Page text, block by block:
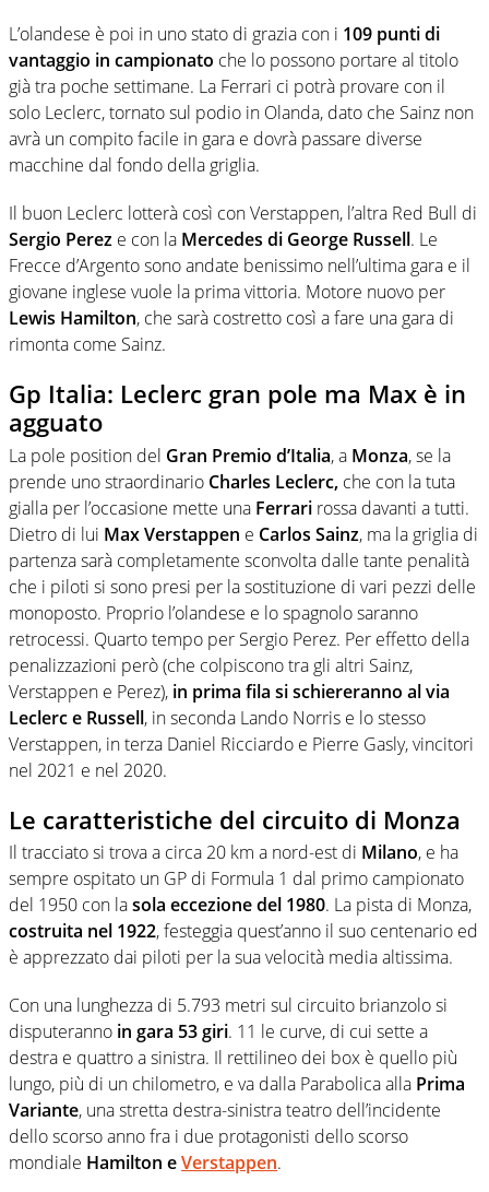
L’olandese è poi in uno stato di grazia con i 109 punti di
vantaggio in campionato che lo possono portare al titolo
già tra poche settimane. La Ferrari ci potrà provare con il
solo Leclerc, tornato sul podio in Olanda, dato che Sainz non
avrà un compito facile in gara e dovrà passare diverse
macchine dal fondo della griglia.
Il buon Leclerc lotterà così con Verstappen, l’altra Red Bull di
Sergio Perez e con la Mercedes di George Russell. Le
Frecce d’Argento sono andate benissimo nell’ultima gara e il
giovane inglese vuole la prima vittoria. Motore nuovo per
Lewis Hamilton, che sarà costretto così a fare una gara di
rimonta come Sainz.
Gp Italia: Leclerc gran pole ma Max è in
agguato
La pole position del Gran Premio d’Italia, a Monza, se la
prende uno straordinario Charles Leclerc, che con la tuta
gialla per l’occasione mette una Ferrari rossa davanti a tutti.
Dietro di lui Max Verstappen e Carlos Sainz, ma la griglia di
partenza sarà completamente sconvolta dalle tante penalità
che i piloti si sono presi per la sostituzione di vari pezzi delle
monoposto. Proprio l’olandese e lo spagnolo saranno
retrocessi. Quarto tempo per Sergio Perez. Per effetto della
penalizzazioni però (che colpiscono tra gli altri Sainz,
Verstappen e Perez), in prima fila si schiereranno al via
Leclerc e Russell, in seconda Lando Norris e lo stesso
Verstappen, in terza Daniel Ricciardo e Pierre Gasly, vincitori
nel 2021 e nel 2020.
Le caratteristiche del circuito di Monza
Il tracciato si trova a circa 20 km a nord-est di Milano, e ha
sempre ospitato un GP di Formula 1 dal primo campionato
del 1950 con lasola eccezione del 1980. La pista di Monza,
costruita nel 1922, festeggia quest’anno il suo centenario ed
è apprezzato dai piloti per la sua velocità media altissima.
Con una lunghezza di 5.793 metri sul circuito brianzolo si
disputeranno in gara 53 giri. 11 le curve, di cui sette a
destra e quattro a sinistra. Il rettilineo dei box è quello più
lungo, più di un chilometro, e va dalla Parabolica alla Prima
Variante, una stretta destra-sinistra teatro dell’incidente
dello scorso anno fra i due protagonisti dello scorso
mondiale Hamilton eVerstappen.